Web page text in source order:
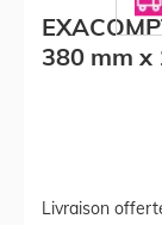
380 mm x
Livraison